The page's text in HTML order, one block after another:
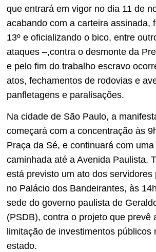
que entrará em vigor no dia 11 de
acabando com a carteira assinada,
13º e oficializando o bico, entre
ataques –,contra o desmonte da
e pelo fim do trabalho escravo
atos, fechamentos de rodovias e
panfletagens e paralisações.
Na cidade de São Paulo, a
começará com a concentração às
Praça da Sé, e continuará com uma
caminhada até a Avenida Paulista.
está previsto um ato dos servidores
no Palácio dos Bandeirantes, às
sede do governo paulista de
(PSDB), contra o projeto que prevê
limitação de investimentos públicos
estado.